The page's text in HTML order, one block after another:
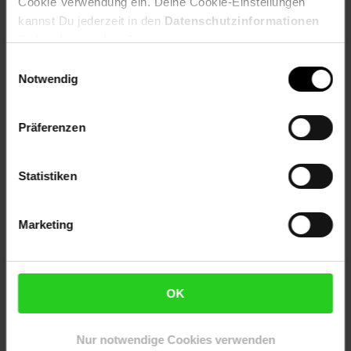
kannst Du jederzeit in den Datenschutzinformationen
ändern bzw. widerrufen.
Notwendig
Präferenzen
Statistiken
Marketing
OK
Nur notwendige Cookies verwenden
Eigenname: DURA-ACE PD-R9100
Farbe: Carbon
Gewicht: 279g
ProdSV Land: Netherlands
ProdSV Straße: High Tech Campus
productSafety Address: High Tech Campus 92 5656
productSafety Email: sbx@shimano-eu.com
Artikelnummer: 2729030000